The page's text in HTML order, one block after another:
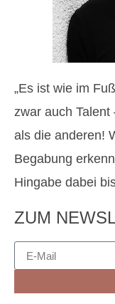
„Es ist wie im
zwar auch
als die anderen!
Begabung
Hingabe dabei
ZUM